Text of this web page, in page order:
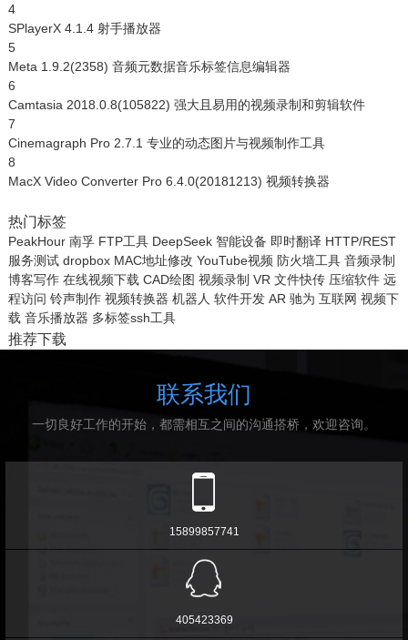
4
SPlayerX 4.1.4 射手播放器
5
Meta 1.9.2(2358) 音频元数据音乐标签信息编辑器
6
Camtasia 2018.0.8(105822) 强大且易用的视频录制和剪辑软件
7
Cinemagraph Pro 2.7.1 专业的动态图片与视频制作工具
8
MacX Video Converter Pro 6.4.0(20181213) 视频转换器
热门标签
PeakHour 南孚 FTP工具 DeepSeek 智能设备 即时翻译 HTTP/REST
服务测试 dropbox MAC地址修改 YouTube视频 防火墙工具 音频录制
博客写作 在线视频下载 CAD绘图 视频录制 VR 文件快传 压缩软件 远
程访问 铃声制作 视频转换器 机器人 软件开发 AR 驰为 互联网 视频下
载 音乐播放器 多标签ssh工具
推荐下载
联系我们
一切良好工作的开始，都需相互之间的沟通搭桥，欢迎咨询。
15899857741
405423369